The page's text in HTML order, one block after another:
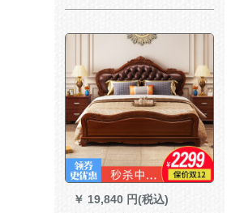
納納納納納納納納本寝室室ゴ
グベド1.8*2.0 mフレム構造
￥ 19,840 円(税込)